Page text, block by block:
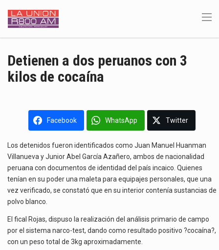
Detienen a dos peruanos con 3
kilos de cocaína
Facebook WhatsApp Twitter
Los detenidos fueron identificados como Juan Manuel Huanman
Villanueva y Junior Abel García Azañero, ambos de nacionalidad
peruana con documentos de identidad del país incaico. Quienes
tenían en su poder una maleta para equipajes personales, que una
vez verificado, se constató que en su interior contenía sustancias de
polvo blanco.
El fical Rojas, dispuso la realización del análisis primario de campo
por el sistema narco-test, dando como resultado positivo ?cocaína?,
con un peso total de 3kg aproximadamente.